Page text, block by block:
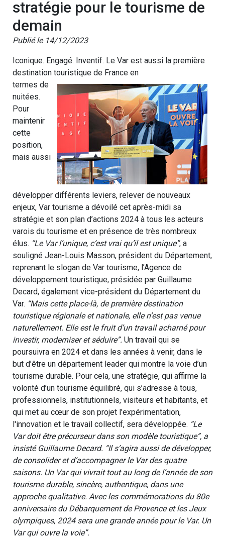
stratégie pour le tourisme de
demain
Publié le 14/12/2023
Iconique. Engagé. Inventif. Le Var est aussi la première
destination touristique de France en
termes de
nuitées.
Pour
maintenir
cette
position,
mais aussi
développer différents leviers, relever de nouveaux
enjeux, Var tourisme a dévoilé cet après-midi sa
stratégie et son plan d’actions 2024 à tous les acteurs
varois du tourisme et en présence de très nombreux
élus. “Le Var l’unique, c’est vrai qu’il est unique”, a
souligné Jean-Louis Masson, président du Département,
reprenant le slogan de Var tourisme, l’Agence de
développement touristique, présidée par Guillaume
Decard, également vice-président du Département du
Var. “Mais cette place-là, de première destination
touristique régionale et nationale, elle n’est pas venue
naturellement. Elle est le fruit d’un travail acharné pour
investir, moderniser et séduire”. Un travail qui se
poursuivra en 2024 et dans les années à venir, dans le
but d’être un département leader qui montre la voie d’un
tourisme durable. Pour cela, une stratégie, qui affirme la
volonté d’un tourisme équilibré, qui s’adresse à tous,
professionnels, institutionnels, visiteurs et habitants, et
qui met au cœur de son projet l’expérimentation,
l'innovation et le travail collectif, sera développée. “Le
Var doit être précurseur dans son modèle touristique”, a
insisté Guillaume Decard. “Il s’agira aussi de développer,
de consolider et d’accompagner le Var des quatre
saisons. Un Var qui vivrait tout au long de l’année de son
tourisme durable, sincère, authentique, dans une
approche qualitative. Avec les commémorations du 80e
anniversaire du Débarquement de Provence et les Jeux
olympiques, 2024 sera une grande année pour le Var. Un
Var qui ouvre la voie”.